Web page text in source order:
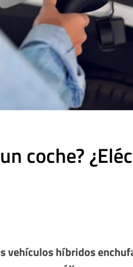
coche?
vehículos híbridos